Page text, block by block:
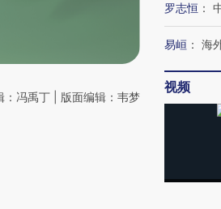
：冯禹丁 | 版面编辑：韦梦
罗志恒 ：
易峘 ： 海
视频